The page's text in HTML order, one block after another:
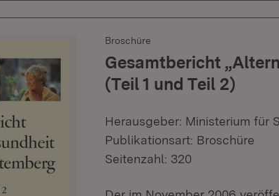
Broschüre
Gesamtbericht
(Teil 1 und Teil 2)
Herausgeber: Ministerium für
Publikationsart: Broschüre
Seitenzahl: 320